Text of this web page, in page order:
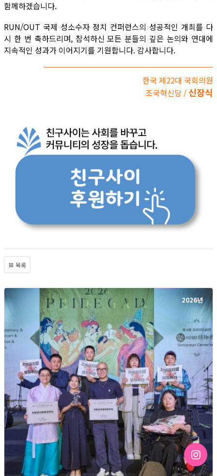
함께하겠습니다.
RUN/OUT 국제 성소수자 정치 컨퍼런스의 성공적인 개최를 다
시 한 번 축하드리며, 참석하신 모든 분들의 깊은 논의와 연대에
지속적인 성과가 이어지기를 기원합니다. 감사합니다.
한국 제22대 국회의원
조국혁신당 / 신장식
목록
2026년